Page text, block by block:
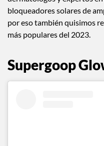
bloqueadores solares de
por eso también quisimos
más populares del 2023.
Supergoop